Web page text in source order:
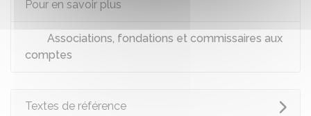
Pour en savoir plus
Associations, fondations et commissaires aux
comptes
Textes de référence